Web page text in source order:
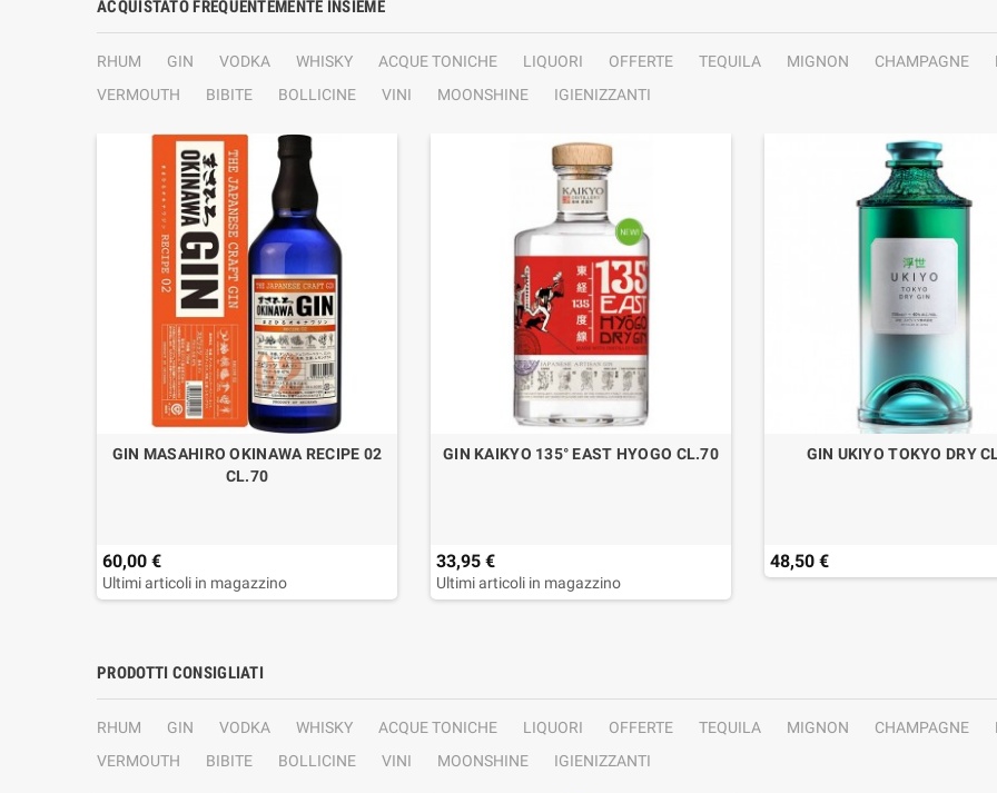
ACQUISTATO FREQUENTEMENTE INSIEME
RHUM GIN VODKA WHISKY ACQUE TONICHE LIQUORI OFFERTE TEQUILA MIGNON CHAMPAGNE
VERMOUTH
BIBITE BOLLICINE VINI MOONSHINE IGIENIZZANTI
GIN MASAHIRO OKINAWA RECIPE 02
CL.70
60,00 €
Ultimi articoli in magazzino
GIN KAIKYO 135° EAST HYOGO CL.70
33,95 €
Ultimi articoli in magazzino
GIN UKIYO TOKYO DRY
48,50 €
PRODOTTI CONSIGLIATI
RHUM GIN VODKA WHISKY ACQUE TONICHE LIQUORI OFFERTE TEQUILA MIGNON CHAMPAGNE
VERMOUTH
BIBITE BOLLICINE VINI MOONSHINE IGIENIZZANTI